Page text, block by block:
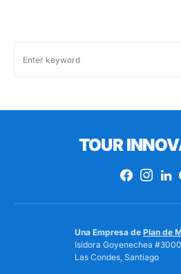
TOUR
Una Empresa de Plan de
Isidora Goyenechea
Las Condes, Santiago